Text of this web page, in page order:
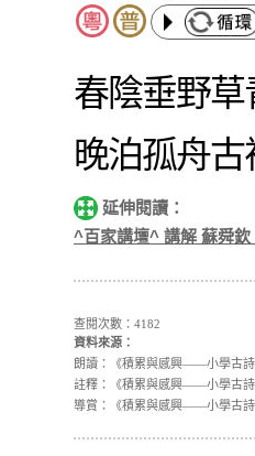
春陰垂野草
晚泊孤舟古
延伸閱讀：
^百家講壇^ 講解 蘇舜欽
查閱次數：4182
資料來源：
朗讀：《積累與感興——小學古詩
註釋：《積累與感興——小學古詩
導賞：《積累與感興——小學古詩